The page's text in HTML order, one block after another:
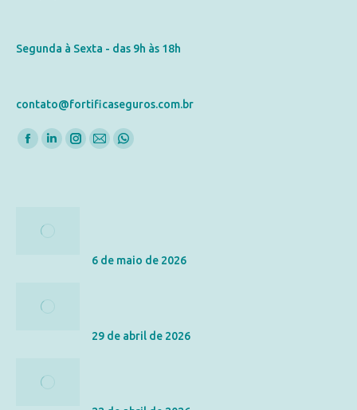
Segunda à Sexta - das 9h às 18h
contato@fortificaseguros.com.br
Encontre-nos em:
6 de maio de 2026
29 de abril de 2026